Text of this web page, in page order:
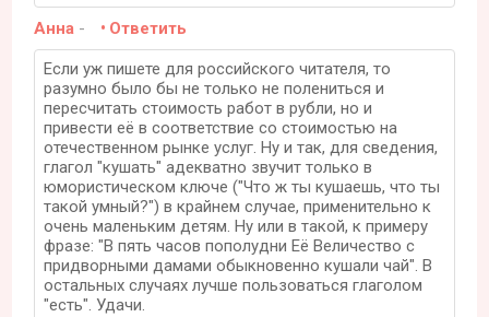
Анна - Ответить
Если уж пишете для российского читателя, то
разумно было бы не только не полениться и
пересчитать стоимость работ в рубли, но и
привести её в соответствие со стоимостью на
отечественном рынке услуг. Ну и так, для сведения,
глагол "кушать" адекватно звучит только в
юмористическом ключе ("Что ж ты кушаешь, что ты
такой умный?") в крайнем случае, применительно к
очень маленьким детям. Ну или в такой, к примеру
фразе: "В пять часов пополудни Её Величество с
придворными дамами обыкновенно кушали чай". В
остальных случаях лучше пользоваться глаголом
"есть". Удачи.